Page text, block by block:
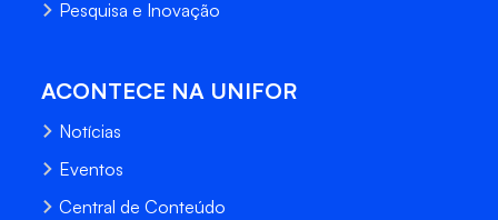
Pesquisa e Inovação
ACONTECE NA UNIFOR
Notícias
Eventos
Central de Conteúdo